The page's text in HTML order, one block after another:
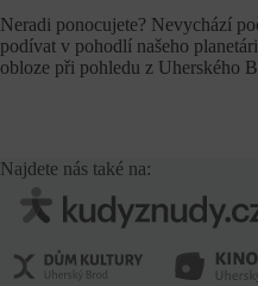
Neradi ponocujete? Nevychází
podívat v pohodlí našeho
obloze při pohledu z Uherského
Najdete nás také na: